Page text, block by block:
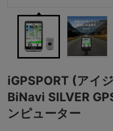
iGPSPORT (アイ
BiNavi SILVER
ンピューター